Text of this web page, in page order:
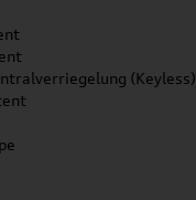
(Keyless)